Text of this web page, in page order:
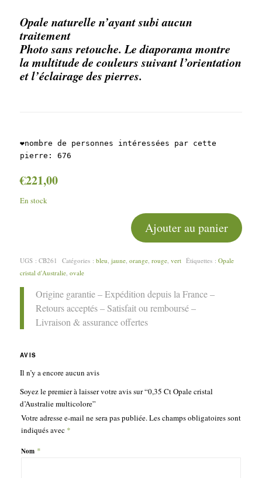
Opale naturelle n’ayant subi aucun
traitement
Photo sans retouche. Le diaporama montre
la multitude de couleurs suivant l’orientation
et l’éclairage des pierres.
❤️nombre de personnes intéressées par cette
pierre:
676
€221,00
En stock
Ajouter au panier
UGS : CB261 Catégories : bleu, jaune, orange, rouge, vert Étiquettes : Opale
cristal d'Australie, ovale
Origine garantie – Expédition depuis la France –
Retours acceptés – Satisfait ou remboursé –
Livraison & assurance offertes
AVIS
Il n’y a encore aucun avis
Soyez le premier à laisser votre avis sur “0,35 Ct Opale cristal
d’Australie multicolore”
Votre adresse e-mail ne sera pas publiée.Les champs obligatoires sont
indiqués avec *
Nom *